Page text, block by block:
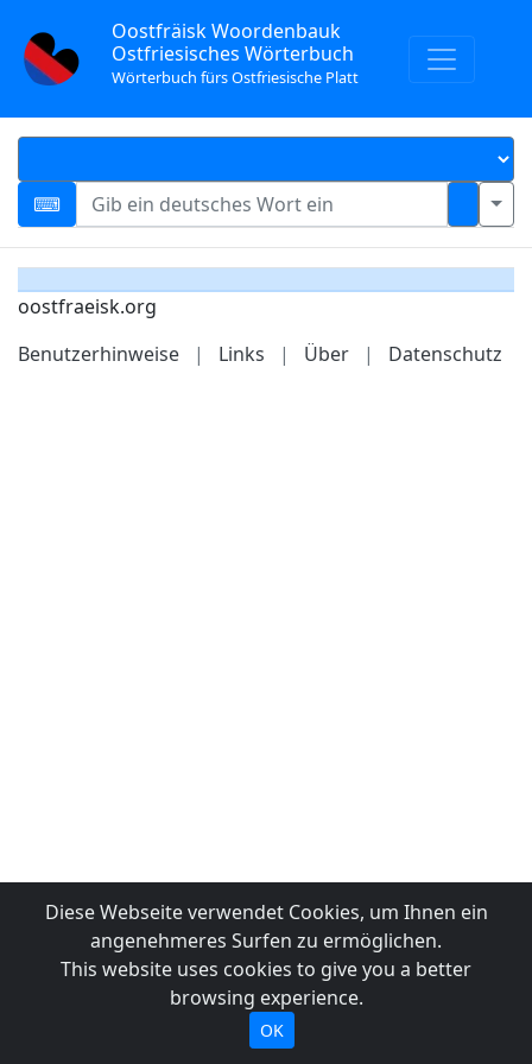
Oostfräisk Woordenbauk
Ostfriesisches Wörterbuch
Wörterbuch fürs Ostfriesische Platt
oostfraeisk.org
Benutzerhinweise
| Links | Über | Datenschutz
Diese Webseite verwendet Cookies, um Ihnen ein
angenehmeres Surfen zu ermöglichen.
This website uses cookies to give you a better
browsing experience.
OK